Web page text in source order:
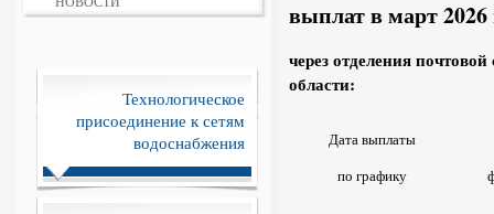
Технологическое
присоединение к сетям
водоснабжения
выплат в март 2026
через отделения
области:
Дата выплаты
по графику